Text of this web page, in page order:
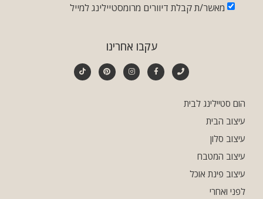
הום סטיילינג לבית
עיצוב הבית
עיצוב סלון
עיצוב המטבח
עיצוב פינת אוכל
לפני ואחרי
מאשר/ת קבלת דיוורים מרומסטיילינג למייל
עקבו אחרינו